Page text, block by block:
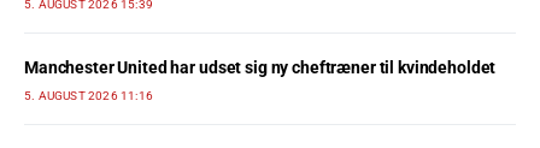
5. AUGUST 2026 15:39
Manchester United har udset sig ny cheftræner til kvindeholdet
5. AUGUST 2026 11:16